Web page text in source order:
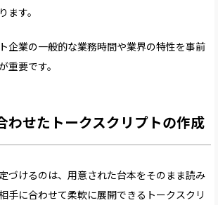
ます。
企業の一般的な業務時間や業界の特性を事前
重要です。
わせたトークスクリプトの作成
づけるのは、用意された台本をそのまま読み
手に合わせて柔軟に展開できるトークスクリ